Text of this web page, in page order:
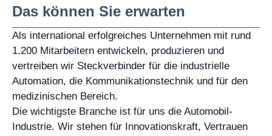
Das können Sie erwarten
Als international erfolgreiches Unternehmen mit rund
1.200 Mitarbeitern entwickeln, produzieren und
vertreiben wir Steckverbinder für die industrielle
Automation, die Kommunikationstechnik und für den
medizinischen Bereich.
Die wichtigste Branche ist für uns die Automobil-
Industrie. Wir stehen für Innovationskraft, Vertrauen